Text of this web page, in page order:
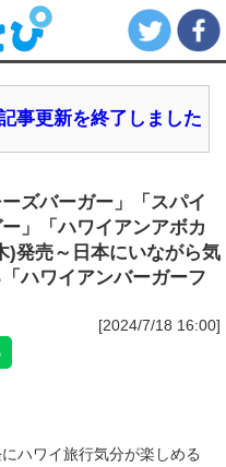
事更新を終了しました
ズバーガー」「スパイ
」「ハワイアンアボカ
)発売～日本にいながら気
ハワイアンバーガーフ
[2024/7/18 16:00]
ハワイ旅行気分が楽しめる